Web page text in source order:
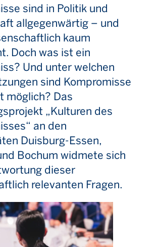
sind in Politik und
allgegenwärtig – und
kaum
Doch was ist ein
Und unter welchen
sind Kompromisse
möglich? Das
„Kulturen des
an den
Duisburg-Essen,
Bochum widmete sich
dieser
relevanten Fragen.